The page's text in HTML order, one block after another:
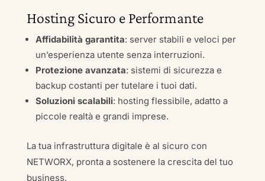
Hosting Sicuro e Performante
Affidabilità garantita: server stabili e veloci per
un’esperienza utente senza interruzioni.
Protezione avanzata: sistemi di sicurezza e
backup costanti per tutelare i tuoi dati.
Soluzioni scalabili: hosting flessibile, adatto a
piccole realtà e grandi imprese.
La tua infrastruttura digitale è al sicuro con
NETWORX, pronta a sostenere la crescita del tuo
business.